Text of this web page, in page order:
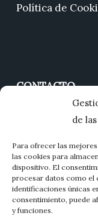
de
Para ofrecer las
las cookies para
dispositivo. El
procesar datos como el
identificaciones únicas
consentimiento, puede
y funciones.
Política de
CONTACTO
C. Quince de